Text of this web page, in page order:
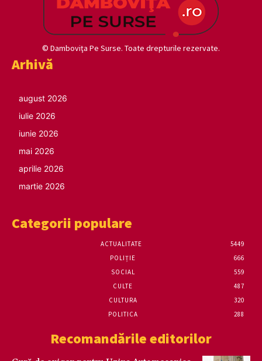
© Damboviţa Pe Surse. Toate drepturile rezervate.
Arhivă
august 2026
iulie 2026
iunie 2026
mai 2026
aprilie 2026
martie 2026
Categorii populare
ACTUALITATE
5449
POLIȚIE
666
SOCIAL
559
CULTE
487
CULTURA
320
POLITICA
288
Recomandările editorilor